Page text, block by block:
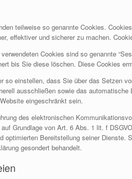
teilweise so genannte Cookies.
effektiver und sicherer zu machen.
Cookies sind so genannte
bis Sie diese löschen. Diese Cookies
so einstellen, dass Sie über das Setzen
ausschließen sowie das
eingeschränkt sein.
des elektronischen
Grundlage von Art. 6 Abs. 1 lit. f
optimierten Bereitstellung seiner
gesondert behandelt.